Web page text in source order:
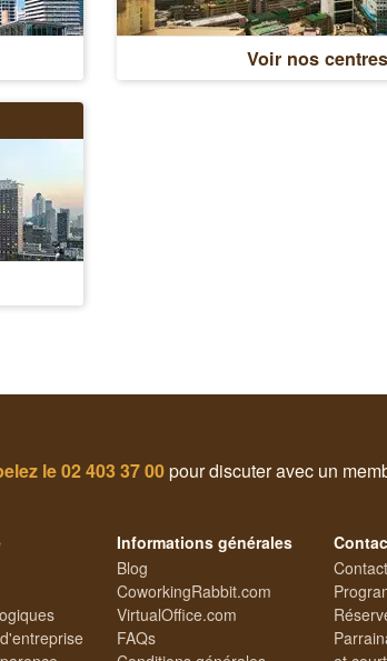
Voir nos centres
le02 403 37 00pour discuter avec un
Informations générales
Blog
CoworkingRabbit.com
VirtualOffice.com
FAQs